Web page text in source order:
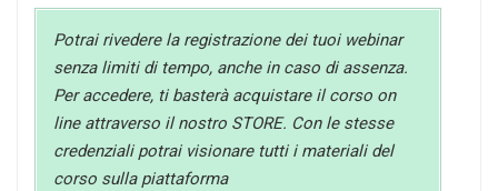
Potrai rivedere la registrazione dei tuoi webinar
senza limiti di tempo, anche in caso di assenza.
Per accedere, ti basterà acquistare il corso on
line attraverso il nostro STORE. Con le stesse
credenziali potrai visionare tutti i materiali del
corso sulla piattaforma